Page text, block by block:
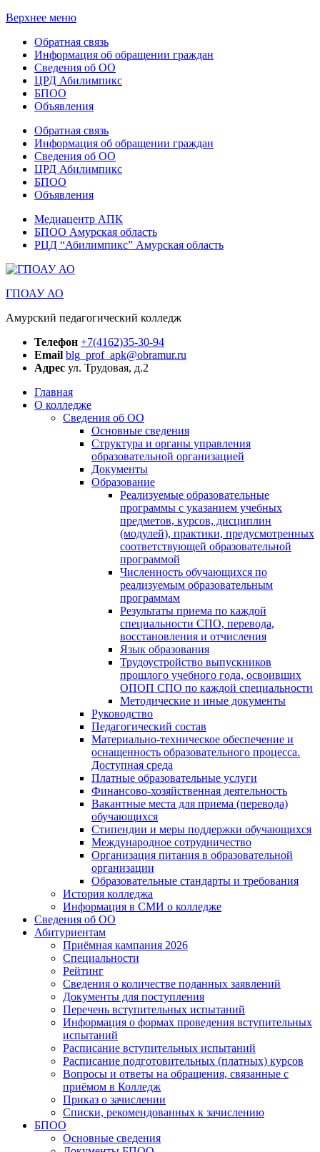
Верхнее меню
Обратная связь
Информация об обращении граждан
Сведения об ОО
ЦРД Абилимпикс
БПОО
Объявления
Обратная связь
Информация об обращении граждан
Сведения об ОО
ЦРД Абилимпикс
БПОО
Объявления
Медиацентр АПК
БПОО Амурская область
РЦД “Абилимпикс” Амурская область
ГПОАУ АО
Амурский педагогический колледж
Телефон +7(4162)35-30-94
Email blg_prof_apk@obramur.ru
Адрес ул. Трудовая, д.2
Главная
О колледже
Сведения об ОО
Основные сведения
Структура и органы управления
образовательной организацией
Документы
Образование
Реализуемые образовательные
программы с указанием учебных
предметов, курсов, дисциплин
(модулей), практики, предусмотренных
соответствующей образовательной
программой
Численность обучающихся по
реализуемым образовательным
программам
Результаты приема по каждой
специальности СПО, перевода,
восстановления и отчисления
Язык образования
Трудоустройство выпускников
прошлого учебного года, освоивших
ОПОП СПО по каждой специальности
Методические и иные документы
Руководство
Педагогический состав
Материально-техническое обеспечение и
оснащенность образовательного процесса.
Доступная среда
Платные образовательные услуги
Финансово-хозяйственная деятельность
Вакантные места для приема (перевода)
обучающихся
Стипендии и меры поддержки обучающихся
Международное сотрудничество
Организация питания в образовательной
организации
Образовательные стандарты и требования
История колледжа
Информация в СМИ о колледже
Сведения об ОО
Абитуриентам
Приёмная кампания 2026
Специальности
Рейтинг
Сведения о количестве поданных заявлений
Документы для поступления
Перечень вступительных испытаний
Информация о формах проведения вступительных
испытаний
Расписание вступительных испытаний
Расписание подготовительных (платных) курсов
Вопросы и ответы на обращения, связанные с
приёмом в Колледж
Приказ о зачислении
Списки, рекомендованных к зачислению
БПОО
Основные сведения